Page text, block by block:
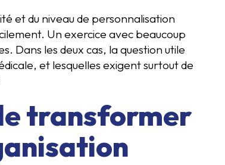
et du niveau de personnalisation
Un exercice avec beaucoup
Dans les deux cas, la question utile
et lesquelles exigent surtout de
transformer